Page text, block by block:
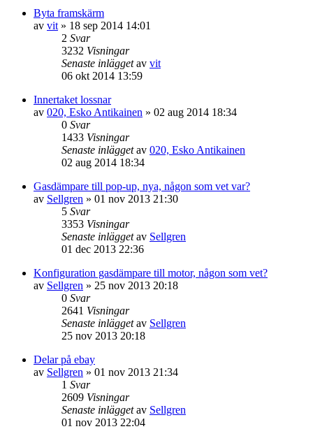
Byta framskärm
av vit » 18 sep 2014 14:01
2 Svar
3232 Visningar
Senaste inläggetav vit
06 okt 2014 13:59
Innertaket lossnar
av 020, Esko Antikainen » 02 aug 2014 18:34
0 Svar
1433 Visningar
Senaste inläggetav 020, Esko Antikainen
02 aug 2014 18:34
Gasdämpare till pop-up, nya, någon som vet var?
av Sellgren » 01 nov 2013 21:30
5 Svar
3353 Visningar
Senaste inläggetav Sellgren
01 dec 2013 22:36
Konfiguration gasdämpare till motor, någon som vet?
av Sellgren » 25 nov 2013 20:18
0 Svar
2641 Visningar
Senaste inläggetav Sellgren
25 nov 2013 20:18
Delar på ebay
av Sellgren » 01 nov 2013 21:34
1 Svar
2609 Visningar
Senaste inläggetav Sellgren
01 nov 2013 22:04